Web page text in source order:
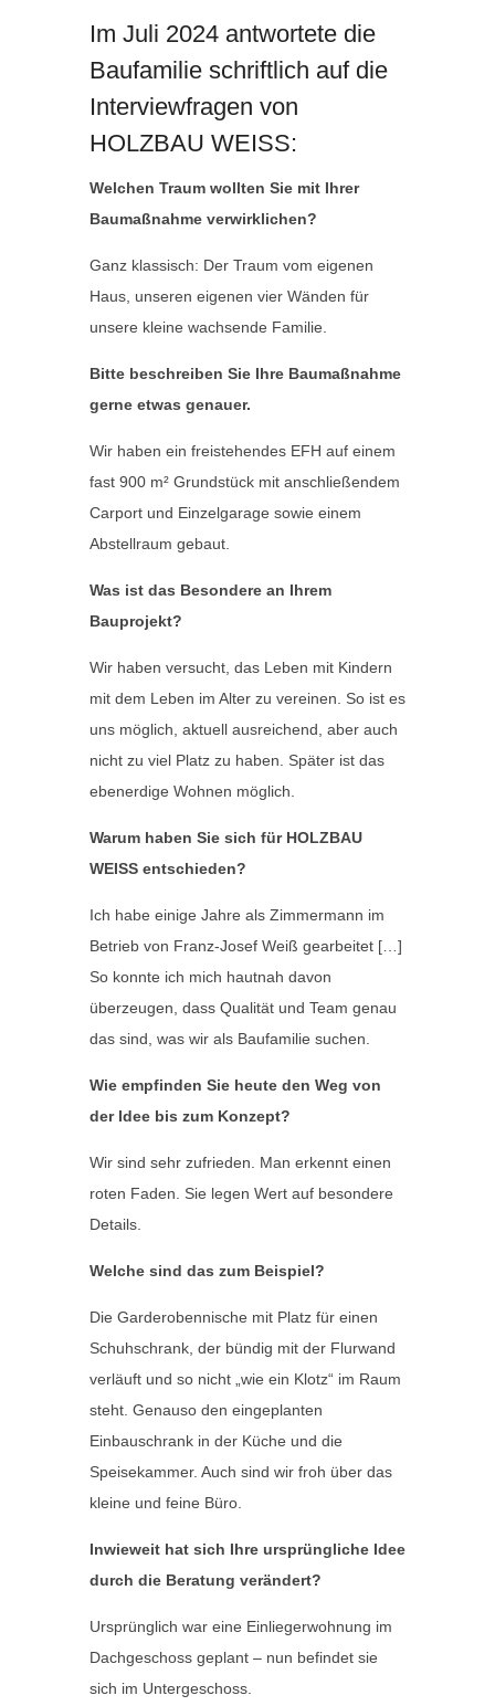
Im Juli 2024 antwortete die
Baufamilie schriftlich auf die
Interviewfragen von
HOLZBAU WEISS:
Welchen Traum wollten Sie mit Ihrer
Baumaßnahme verwirklichen?
Ganz klassisch: Der Traum vom eigenen
Haus, unseren eigenen vier Wänden für
unsere kleine wachsende Familie.
Bitte beschreiben Sie Ihre Baumaßnahme
gerne etwas genauer.
Wir haben ein freistehendes EFH auf einem
fast 900 m² Grundstück mit anschließendem
Carport und Einzelgarage sowie einem
Abstellraum gebaut.
Was ist das Besondere an Ihrem
Bauprojekt?
Wir haben versucht, das Leben mit Kindern
mit dem Leben im Alter zu vereinen. So ist es
uns möglich, aktuell ausreichend, aber auch
nicht zu viel Platz zu haben. Später ist das
ebenerdige Wohnen möglich.
Warum haben Sie sich für HOLZBAU
WEISS entschieden?
Ich habe einige Jahre als Zimmermann im
Betrieb von Franz-Josef Weiß gearbeitet […]
So konnte ich mich hautnah davon
überzeugen, dass Qualität und Team genau
das sind, was wir als Baufamilie suchen.
Wie empfinden Sie heute den Weg von
der Idee bis zum Konzept?
Wir sind sehr zufrieden. Man erkennt einen
roten Faden. Sie legen Wert auf besondere
Details.
Welche sind das zum Beispiel?
Die Garderobennische mit Platz für einen
Schuhschrank, der bündig mit der Flurwand
verläuft und so nicht „wie ein Klotz“ im Raum
steht. Genauso den eingeplanten
Einbauschrank in der Küche und die
Speisekammer. Auch sind wir froh über das
kleine und feine Büro.
Inwieweit hat sich Ihre ursprüngliche Idee
durch die Beratung verändert?
Ursprünglich war eine Einliegerwohnung im
Dachgeschoss geplant – nun befindet sie
sich im Untergeschoss.